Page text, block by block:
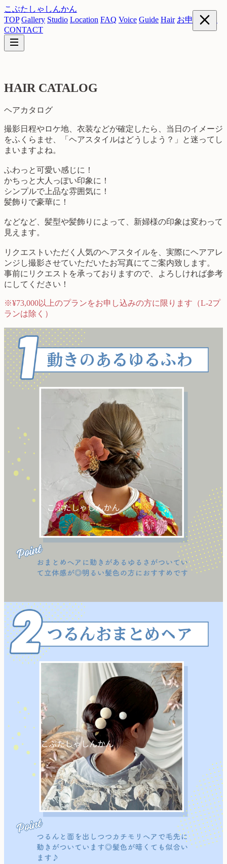
こぶたしゃしんかん
TOP Gallery Studio Location FAQ Voice Guide Hair お申し込み
CONTACT
HAIR CATALOG
ヘアカタログ
撮影日程やロケ地、衣装などが確定したら、当日のイメージ
をふくらませ、「ヘアスタイルはどうしよう？」と迷ってし
まいますよね。
ふわっと可愛い感じに！
かちっと大人っぽい印象に！
シンプルで上品な雰囲気に！
髪飾りで豪華に！
などなど、髪型や髪飾りによって、新婦様の印象は変わって
見えます。
リクエストいただく人気のヘアスタイルを、実際にヘアアレ
ンジし撮影させていただいたお写真にてご案内致します。
事前にリクエストを承っておりますので、よろしければ参考
にしてください！
※¥73,000以上のプランをお申し込みの方に限ります（L-2プ
ランは除く）